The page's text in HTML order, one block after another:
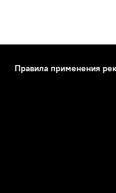
Правила применения